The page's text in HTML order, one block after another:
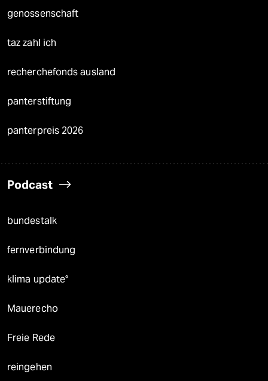
genossenschaft
taz zahl ich
recherchefonds ausland
panterstiftung
panterpreis 2026
Podcast
bundestalk
fernverbindung
klima update°
Mauerecho
Freie Rede
reingehen